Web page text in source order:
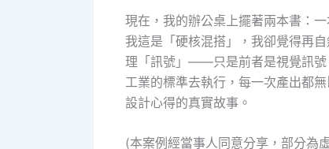
現在，我的辦公桌上擺著兩本書：
我這是「硬核混搭」，我卻覺得再
理「訊號」——只是前者是視覺訊號
工業的標準去執行，每一次產出都
設計心得的真實故事。
(本案例經當事人同意分享，部分為